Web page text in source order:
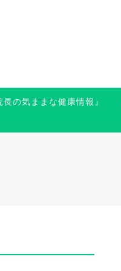
の気ままな健康情報』